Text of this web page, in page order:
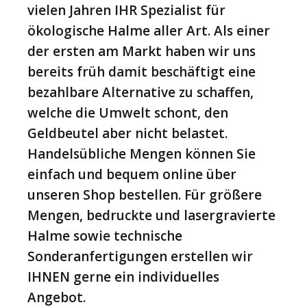
vielen Jahren IHR Spezialist für
ökologische Halme aller Art. Als einer
der ersten am Markt haben wir uns
bereits früh damit beschäftigt eine
bezahlbare Alternative zu schaffen,
welche die Umwelt schont, den
Geldbeutel aber nicht belastet.
Handelsübliche Mengen können Sie
einfach und bequem online über
unseren Shop bestellen. Für größere
Mengen, bedruckte und lasergravierte
Halme sowie technische
Sonderanfertigungen erstellen wir
IHNEN gerne ein individuelles
Angebot.